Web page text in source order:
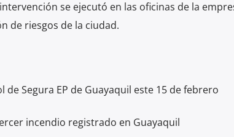
se ejecutó en las oficinas de la
de riesgos de la ciudad.
Segura EP de Guayaquil este 15 de febrero
incendio registrado en Guayaquil